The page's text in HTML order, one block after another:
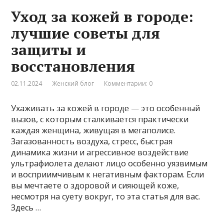
Уход за кожей в городе:
лучшие советы для
защиты и
восстановления
02.11.2024 Женский блог Комментарии: 0
Ухаживать за кожей в городе — это особенный
вызов, с которым сталкивается практически
каждая женщина, живущая в мегаполисе.
Загазованность воздуха, стресс, быстрая
динамика жизни и агрессивное воздействие
ультрафиолета делают лицо особенно уязвимым
и восприимчивым к негативным факторам. Если
вы мечтаете о здоровой и сияющей коже,
несмотря на суету вокруг, то эта статья для вас.
Здесь …